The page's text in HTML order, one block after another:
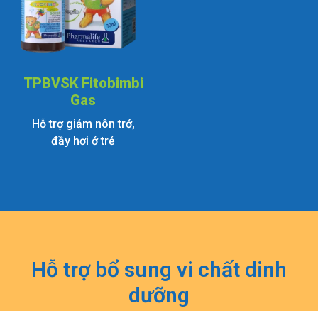
TPBVSK Fitobimbi
Gas
Hỗ trợ giảm nôn trớ,
đầy hơi ở trẻ
Hỗ trợ bổ sung vi chất dinh
dưỡng